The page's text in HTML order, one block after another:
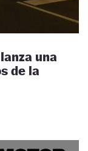
una
de la